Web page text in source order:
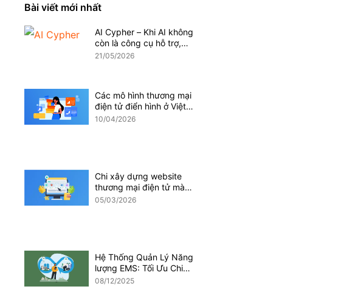
Marketing
Odoo Phần mềm CRM
Quản trị doanh nghiệp
Shopify
Thương mại điện tử
Bài viết mới nhất
AI Cypher – Khi AI không
còn là công cụ hỗ trợ,
mà trở thành một phần
21/05/2026
Các mô hình thương mại
điện tử điển hình ở Việt
Nam hiện nay
10/04/2026
Chi xây dựng website
thương mại điện tử mà
các doanh nghiệp cần
05/03/2026
Hệ Thống Quản Lý Năng
lượng EMS: Tối Ưu Chi
Phí Trong Kỷ Nguyên
08/12/2025